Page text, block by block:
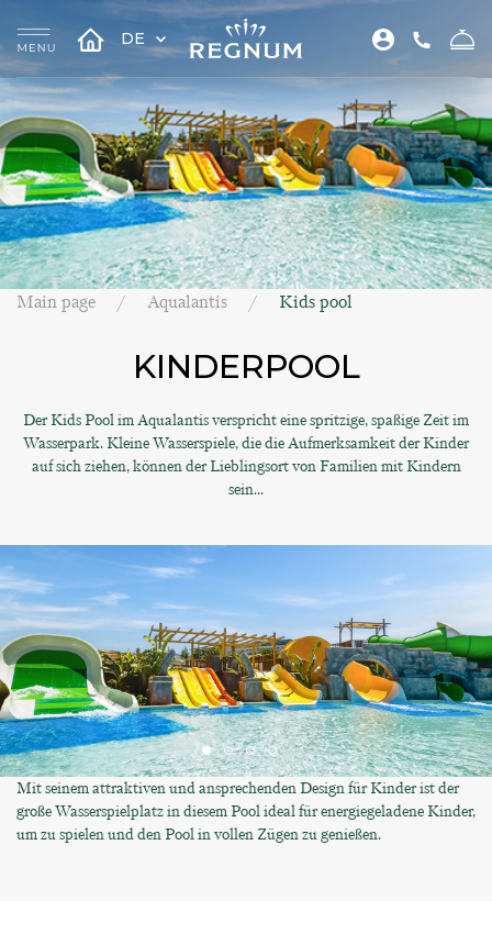
DE
Main page Aqualantis Kids pool
KINDERPOOL
Der Kids Pool im Aqualantis verspricht eine spritzige, spaßige Zeit im
Wasserpark. Kleine Wasserspiele, die die Aufmerksamkeit der Kinder
auf sich ziehen, können der Lieblingsort von Familien mit Kindern
sein...
Mit seinem attraktiven und ansprechenden Design für Kinder ist der
große Wasserspielplatz in diesem Pool ideal für energiegeladene Kinder,
um zu spielen und den Pool in vollen Zügen zu genießen.